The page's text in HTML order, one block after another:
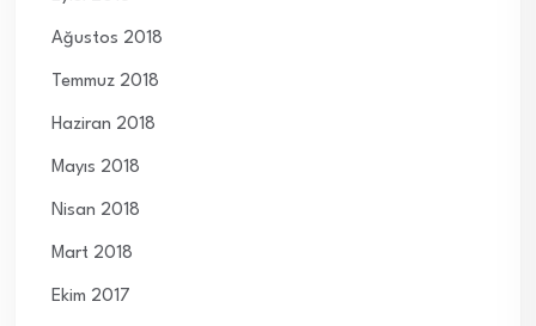
Ağustos 2018
Temmuz 2018
Haziran 2018
Mayıs 2018
Nisan 2018
Mart 2018
Ekim 2017